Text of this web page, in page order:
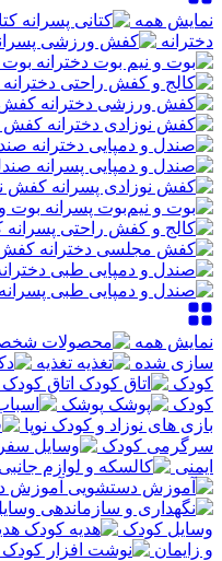
نمایش همه
دخترانه
بوت
کفش
کفش
کفش
بوت
کفش
نمایش همه
سازی شده
تغذیه
کودک
اتاق کودک
کودک
پوشک
بازی های نوزاد و کودک نوپا
سرگرمی کودک
ایمنی
آموزش
وسایل کودک
و زایمان